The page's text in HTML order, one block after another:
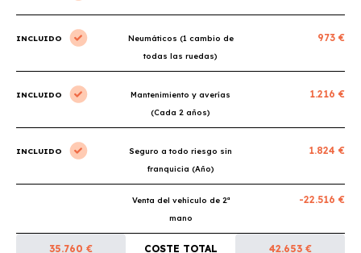
INCLUIDO
Neumáticos (1 cambio de
todas las ruedas)
973 €
INCLUIDO
Mantenimiento y averías
(Cada 2 años)
1.216 €
INCLUIDO
Seguro a todo riesgo sin
franquicia (Año)
1.824 €
Venta del vehículo de 2ª
mano
-22.516 €
35.760 € COSTE TOTAL 42.653 €